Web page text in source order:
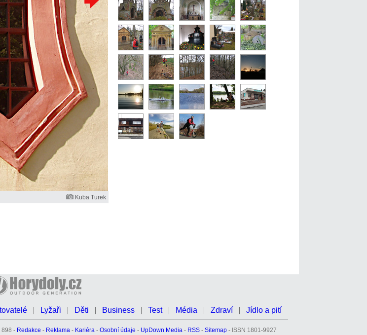
Kuba Turek
Lyžaři Děti Business Test Média Zdraví Jídlo a pití
898 - Redakce - Reklama - Kariéra - Osobní údaje - UpDown Media - RSS - Sitemap - ISSN 1801-9927